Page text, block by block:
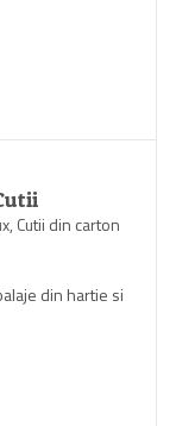
Cutii din carton
din hartie si